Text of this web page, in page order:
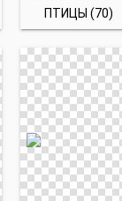
ПТИЦЫ (70)